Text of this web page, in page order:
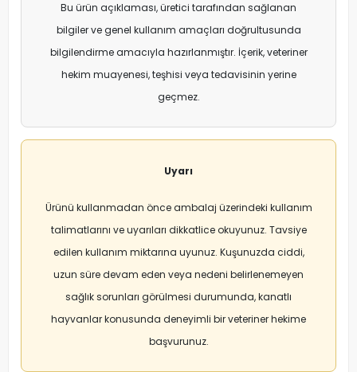
Bu ürün açıklaması, üretici tarafından sağlanan
bilgiler ve genel kullanım amaçları doğrultusunda
bilgilendirme amacıyla hazırlanmıştır. İçerik, veteriner
hekim muayenesi, teşhisi veya tedavisinin yerine
geçmez.
Uyarı
Ürünü kullanmadan önce ambalaj üzerindeki kullanım
talimatlarını ve uyarıları dikkatlice okuyunuz. Tavsiye
edilen kullanım miktarına uyunuz. Kuşunuzda ciddi,
uzun süre devam eden veya nedeni belirlenemeyen
sağlık sorunları görülmesi durumunda, kanatlı
hayvanlar konusunda deneyimli bir veteriner hekime
başvurunuz.